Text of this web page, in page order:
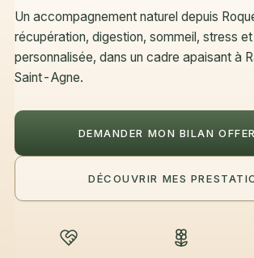
Un accompagnement naturel depuis
récupération, digestion, sommeil, stress
personnalisée, dans un cadre apaisant à
Saint-Agne.
DEMANDER MON BILAN
DÉCOUVRIR MES